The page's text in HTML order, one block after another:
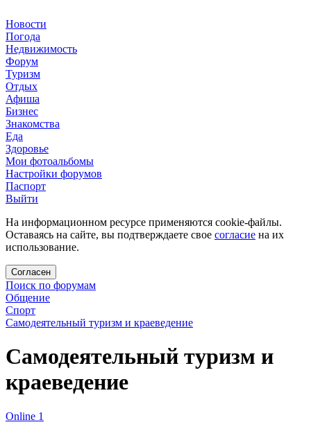
Новости
Погода
Недвижимость
Форум
Туризм
Отдых
Афиша
Бизнес
Знакомства
Еда
Здоровье
Мои фотоальбомы
Настройки форумов
Паспорт
Выйти
На информационном ресурсе применяются cookie-файлы.
Оставаясь на сайте, вы подтверждаете свое согласие на их
использование.
Согласен
Поиск по форумам
Общение
Спорт
Самодеятельный туризм и краеведение
Самодеятельный туризм и
краеведение
Online 1